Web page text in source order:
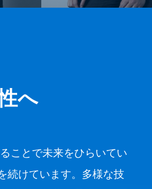
へ
ことで未来をひらいてい
続けています。多様な技